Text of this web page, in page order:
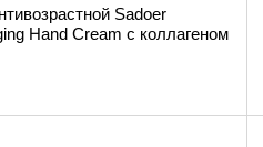
Sadoer
Hand Cream с коллагеном